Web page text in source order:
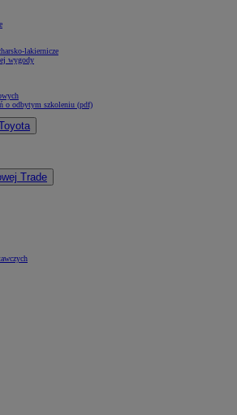
lakiernicze
wygody
o odbytym szkoleniu (pdf)
Trade